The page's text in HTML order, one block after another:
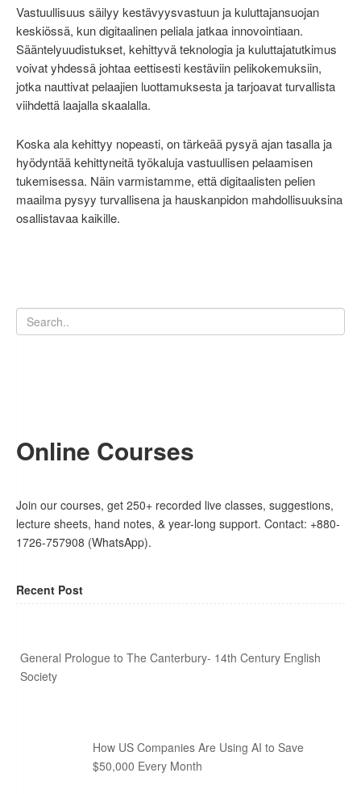
Vastuullisuus säilyy kestävyysvastuun ja kuluttajansuojan
keskiössä, kun digitaalinen peliala jatkaa innovointiaan.
Sääntelyuudistukset, kehittyvä teknologia ja kuluttajatutkimus
voivat yhdessä johtaa eettisesti kestäviin pelikokemuksiin,
jotka nauttivat pelaajien luottamuksesta ja tarjoavat turvallista
viihdettä laajalla skaalalla.
Koska ala kehittyy nopeasti, on tärkeää pysyä ajan tasalla ja
hyödyntää kehittyneitä työkaluja vastuullisen pelaamisen
tukemisessa. Näin varmistamme, että digitaalisten pelien
maailma pysyy turvallisena ja hauskanpidon mahdollisuuksina
osallistavaa kaikille.
Online Courses
Join our courses, get 250+ recorded live classes, suggestions,
lecture sheets, hand notes, & year-long support. Contact: +880-
1726-757908 (WhatsApp).
Recent Post
General Prologue to The Canterbury- 14th Century English
Society
How US Companies Are Using AI to Save
$50,000 Every Month